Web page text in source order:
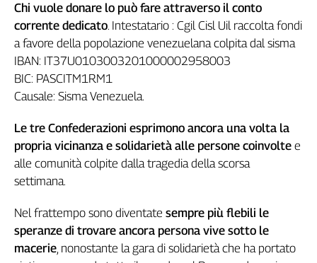
di
Genova,
il
sangue
ragione
120
Cgil
Collettiva
Academy
Play
Collettiva
Chi vuole donare lo può fare attraverso il conto
corrente dedicato. Intestatario : Cgil Cisl Uil raccolta fondi
a favore della popolazione venezuelana colpita dal sisma
IBAN: IT37U0103003201000002958003
BIC: PASCITM1RM1
Causale: Sisma Venezuela.
Le tre Confederazioni esprimono ancora una volta la
propria vicinanza e solidarietà alle persone coinvolte e
alle comunità colpite dalla tragedia della scorsa
settimana.
Nel frattempo sono diventate sempre più flebili le
speranze di trovare ancora persona vive sotto le
macerie, nonostante la gara di solidarietà che ha portato